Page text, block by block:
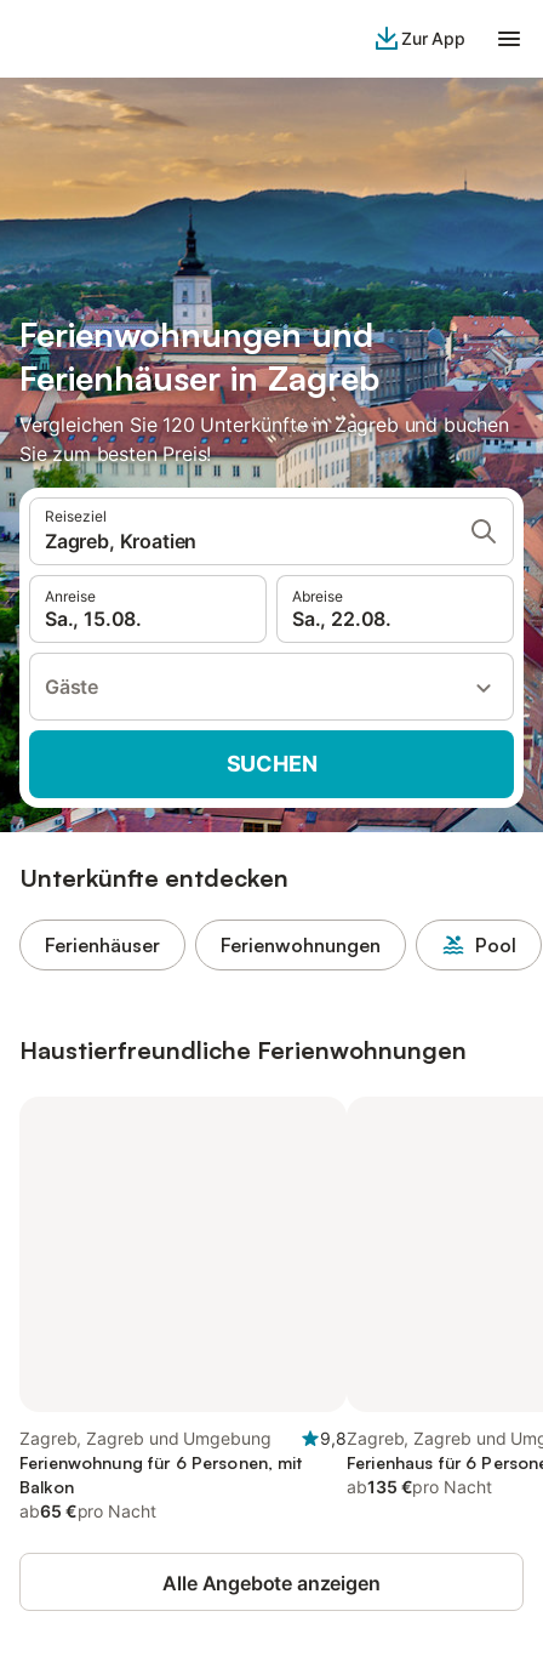
Zur App
Ferienwohnungen und
Ferienhäuser in Zagreb
Vergleichen Sie 120 Unterkünfte in Zagreb und buchen
Sie zum besten Preis!
Reiseziel
Zagreb, Kroatien
Anreise
Sa., 15.08.
Abreise
Sa., 22.08.
Gäste
SUCHEN
Unterkünfte entdecken
Ferienhäuser Ferienwohnungen Pool
Haustierfreundliche Ferienwohnungen
Zagreb, Zagreb und Umgebung
9,8
Ferienwohnung für 6 Personen, mit
Balkon
ab65 €pro Nacht
Zagreb, Zagreb und
Ferienhaus für 6
ab135 €pro Nacht
Alle Angebote anzeigen